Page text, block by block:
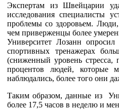
Экспертам из Швейцарии
исследования специалисты
проблемы со здоровьем. Люди,
чем приверженцы более
Университет Лозанн
спортивных тренажерах
(сниженный уровень
процентов людей, которые
наблюдались, более того они
Таким образом, данные из
более 17,5 часов в неделю и